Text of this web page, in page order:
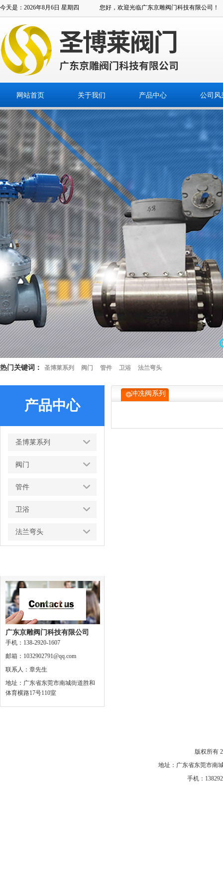
今天是：2026年8月6日 星期四 您好，欢迎光临广东京雕阀门科技有限公司！
网站首页 关于我们 产品中心 公司风
热门关键词： 圣博莱系列 阀门 管件 卫浴 法兰弯头
产品中心
圣博莱系列
阀门
管件
卫浴
法兰弯头
广东京雕阀门科技有限公司
手机：138-2920-1607
邮箱：1032902791@qq.com
联系人：章先生
地址：广东省东莞市南城街道胜和
体育横路17号110室
冲冼阀系列
版权所有
地址：广东省东莞市南
手机：